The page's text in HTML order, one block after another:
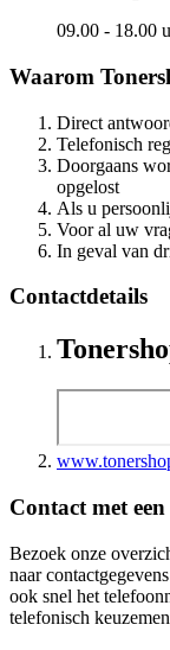
09.00 - 18.00
Waarom
Direct
Telefonisch
Doorgaans
opgelost
Als u
Voor al uw
In geval van
Contactdetails
Contact met
Bezoek onze
naar
ook snel het
telefonisch